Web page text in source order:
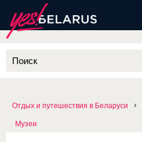
Отдых и путешествия в Беларуси
Музеи